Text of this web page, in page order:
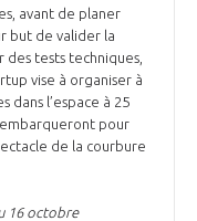
avant de planer
but de valider la
tests techniques,
vise à organiser à
dans l’espace à 25
embarqueront pour
de la courbure
16 octobre